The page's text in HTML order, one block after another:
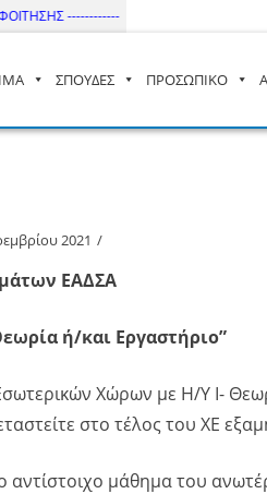
------------
ΣΠΟΥΔΕΣ ΠΡΟΣΩΠΙΚΟ
2021
ΕΑΔΣΑ
ή/και Εργαστήριο”
Χώρων με Η/Υ Ι-
στο τέλος του ΧΕ
αντίστοιχο μάθημα του